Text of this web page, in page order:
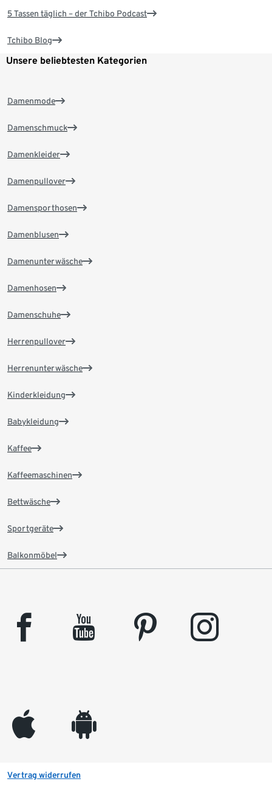
5 Tassen täglich – der Tchibo Podcast
Tchibo Blog
Unsere beliebtesten Kategorien
Damenmode
Damenschmuck
Damenkleider
Damenpullover
Damensporthosen
Damenblusen
Damenunterwäsche
Damenhosen
Damenschuhe
Herrenpullover
Herrenunterwäsche
Kinderkleidung
Babykleidung
Kaffee
Kaffeemaschinen
Bettwäsche
Sportgeräte
Balkonmöbel
facebook youtube pinterest instagram
appleinc android
Vertrag widerrufen